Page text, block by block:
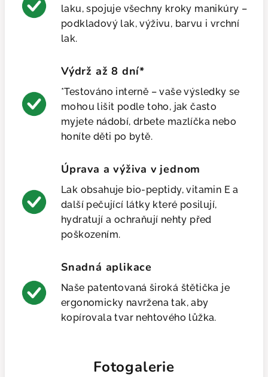
laku, spojuje všechny kroky manikúry –
podkladový lak, výživu, barvu i vrchní
lak.
Výdrž až 8 dní*
*Testováno interně – vaše výsledky se
mohou lišit podle toho, jak často
myjete nádobí, drbete mazlíčka nebo
honíte děti po bytě.
Úprava a výživa v jednom
Lak obsahuje bio-peptidy, vitamin E a
další pečující látky které posilují,
hydratují a ochraňují nehty před
poškozením.
Snadná aplikace
Naše patentovaná široká štětička je
ergonomicky navržena tak, aby
kopírovala tvar nehtového lůžka.
Fotogalerie